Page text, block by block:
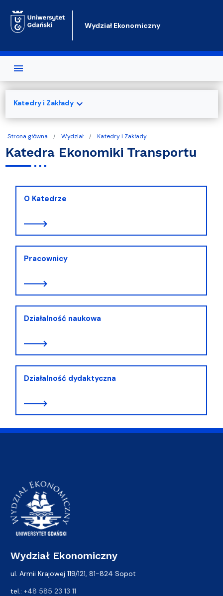
Wydział Ekonomiczny
Strona główna Wydział Katedry i Zakłady
Katedra Ekonomiki Transportu
O Katedrze
Pracownicy
Działalność naukowa
Działalność dydaktyczna
Katedry i Zakładyexpand_more
Wydział Ekonomiczny
ul. Armii Krajowej 119/121, 81-824 Sopot
tel.: +48 585 23 13 11